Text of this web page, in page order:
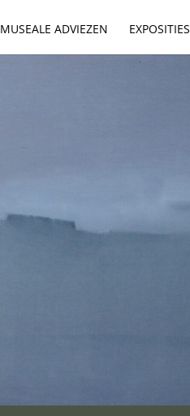
MUSEALE ADVIEZEN EXPOSITIES